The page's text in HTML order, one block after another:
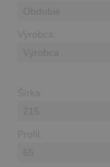
Výrobca:
Šírka:
Profil: